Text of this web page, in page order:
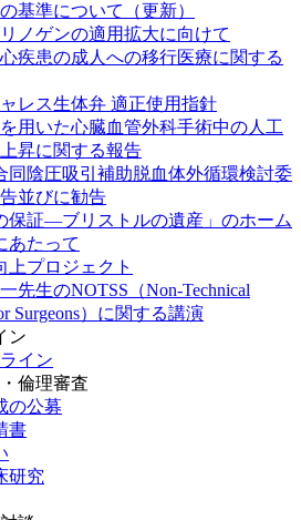
基準について（更新）
ノゲンの適用拡大に向けて
疾患の成人への移行医療に関する
レス生体弁 適正使用指針
用いた心臓血管外科手術中の人工
昇に関する報告
同陰圧吸引補助脱血体外循環検討委
並びに勧告
保証―ブリストルの遺産」のホーム
あたって
上プロジェクト
一先生のNOTSS（Non-Technical
Surgeons）に関する講演
ン
イン
倫理審査
の公募
書
研究